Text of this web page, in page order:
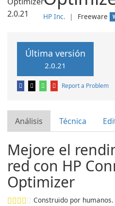
HP Inc. ❘ Freeware
Última versión
2.0.21
Report a Problem
Análisis Técnica
Mejore el
red con HP
Optimizer
Construido por